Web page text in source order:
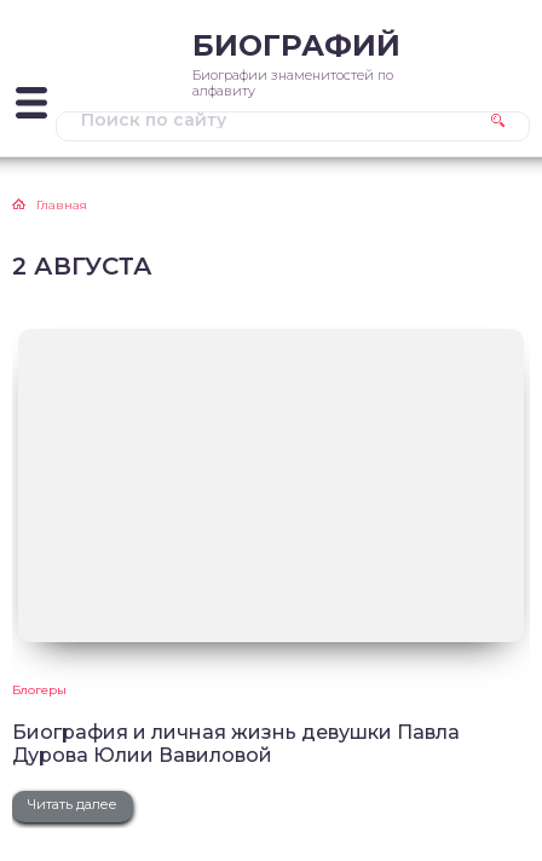
БИОГРАФИЙ
Биографии знаменитостей по
алфавиту
Главная
2 АВГУСТА
Блогеры
Биография и личная жизнь девушки Павла
Дурова Юлии Вавиловой
Читать далее